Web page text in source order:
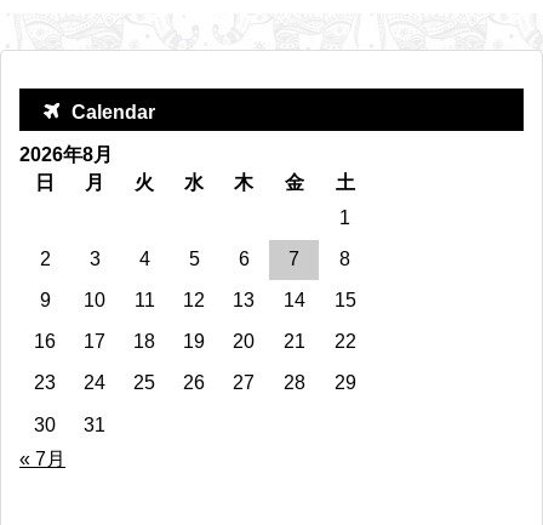
Calendar
2026年8月
日
月 火 水 木 金
土
1
2
3 4 5 6 7
8
9
10 11 12 13 14
15
16
17 18 19 20 21
22
23
24 25 26 27 28 29
30
31
« 7月